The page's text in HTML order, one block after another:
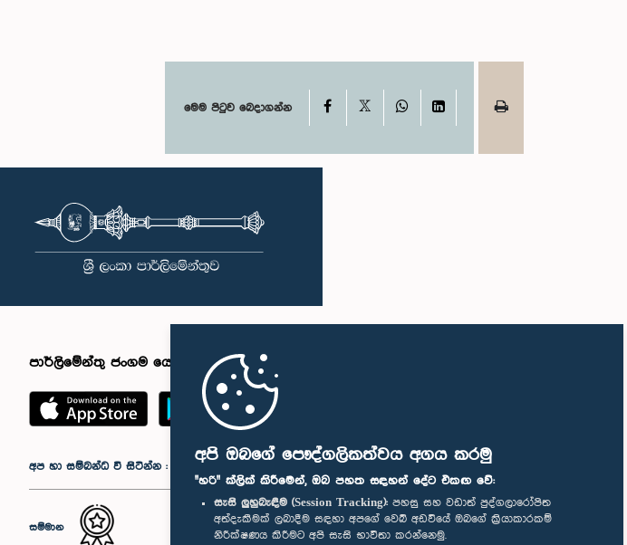
අපි ඔබගේ පෞද්ගලිකත්වය අගය කරමු
"හරි" ක්ලික් කිරීමෙන්, ඔබ පහත සඳහන් දේට එකඟ වේ:
සැසි ලුහුබැඳීම (Session Tracking): පහසු සහ වඩාත් පුද්ගලාරෝපිත
අත්දැකීමක් ලබාදීම සඳහා අපගේ වෙබ් අඩවියේ ඔබගේ ක්‍රියාකාරකම්
නිරීක්ෂණය කිරීමට අපි සැසි භාවිතා කරන්නෙමු.
මෙම පිටුව බෙදාගන්න Facebook WhatsAppLinkedIn
පාර්ලිමේන්තු ජංගම යෙදුම
අප හා සම්බන්ධ වී සිටින්න :
සම්මාන